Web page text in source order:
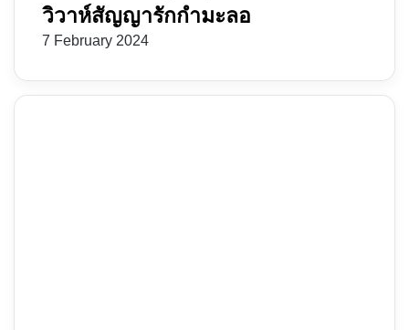
วิวาห์สัญญารักกำมะลอ
7 February 2024